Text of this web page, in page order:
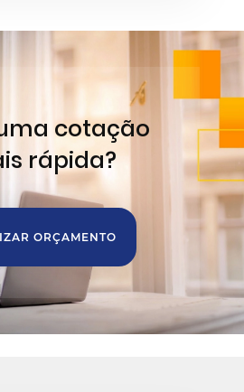
cotação
rápida?
ORÇAMENTO